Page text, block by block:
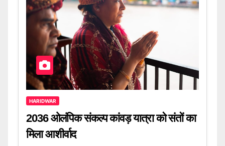
HARIDWAR
2036 ओलंपिक संकल्प कांवड़ यात्रा को संतों का
मिला आशीर्वाद